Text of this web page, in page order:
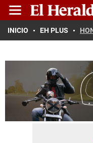
INICIO EH PLUS